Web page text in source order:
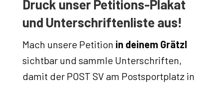
Druck unser Petitions-Plakat
und Unterschriftenliste aus!
Mach unsere Petition in deinem Grätzl
sichtbar und sammle Unterschriften,
damit der POST SV am Postsportplatz in